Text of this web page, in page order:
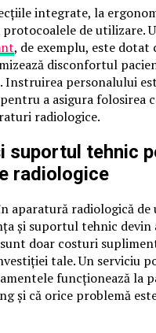
integrate, la
de utilizare.
, de exemplu, este dotat
disconfortul
Instruirea personalului
a asigura folosirea
radiologice.
suportul tehnic
radiologice
aparatură radiologică
și suportul tehnic devin
doar costuri
tale. Un serviciu
funcționează la
și că orice problemă